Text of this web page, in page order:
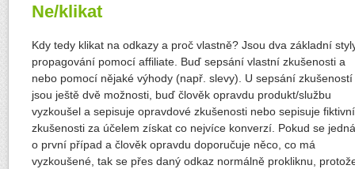
Ne/klikat
Kdy tedy klikat na odkazy a proč vlastně? Jsou dva základní
propagování pomocí affiliate. Buď sepsání vlastní zkušenosti a
nebo pomocí nějaké výhody (např. slevy). U sepsání zkušeností
jsou ještě dvě možnosti, buď člověk opravdu produkt/službu
vyzkoušel a sepisuje opravdové zkušenosti nebo sepisuje fiktivní
zkušenosti za účelem získat co nejvíce konverzí. Pokud se jedná
o první případ a člověk opravdu doporučuje něco, co má
vyzkoušené, tak se přes daný odkaz normálně prokliknu,